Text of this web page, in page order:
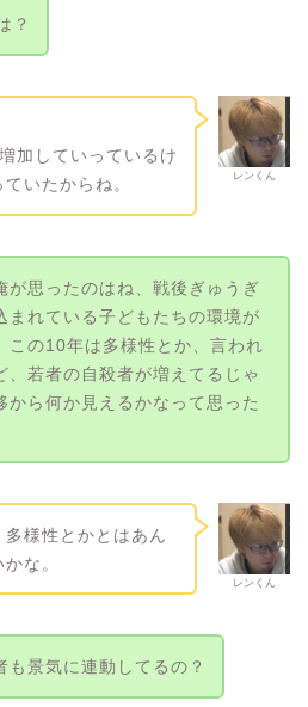
？
レンくん
加していっているけ
いたからね。
が思ったのはね、戦後ぎゅうぎ
まれている子どもたちの環境が
この10年は多様性とか、言われ
、若者の自殺者が増えてるじゃ
から何か見えるかなって思った
レンくん
様性とかとはあん
な。
も景気に連動してるの？